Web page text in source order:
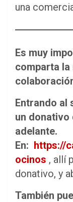
una
Es muy
comparta la
Entrando al
un donativo
adelante.
En: https://
ocinos , allí
donativo, y
También